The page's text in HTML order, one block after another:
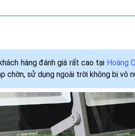
hàng đánh giá rất cao tại Hoàng
chờn, sử dụng ngoài trời không bị vô